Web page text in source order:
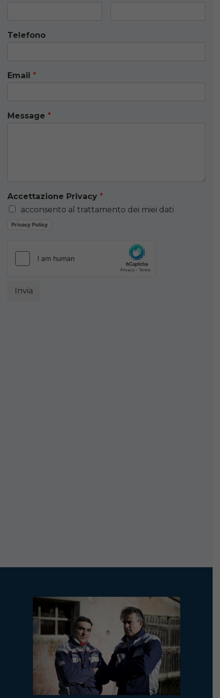
Telefono
Email *
Message *
Accettazione Privacy *
acconsento al trattamento dei miei dati
Privacy Policy
Invia